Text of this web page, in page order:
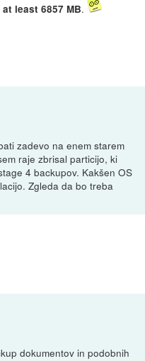
at least 6857 MB.
zadevo na enem starem
raje zbrisal particijo, ki
4 backupov. Kakšen OS
Zgleda da bo treba
dokumentov in podobnih